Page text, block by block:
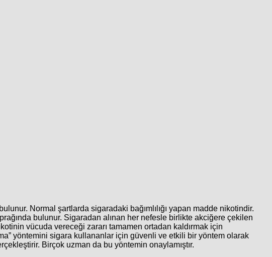
Normal şartlarda sigaradaki bağımlılığı yapan madde nikotindir.
bulunur. Sigaradan alınan her nefesle birlikte akciğere çekilen
vücuda vereceği zararı tamamen ortadan kaldırmak için
yöntemini sigara kullananlar için güvenli ve etkili bir yöntem olarak
Birçok uzman da bu yöntemin onaylamıştır.